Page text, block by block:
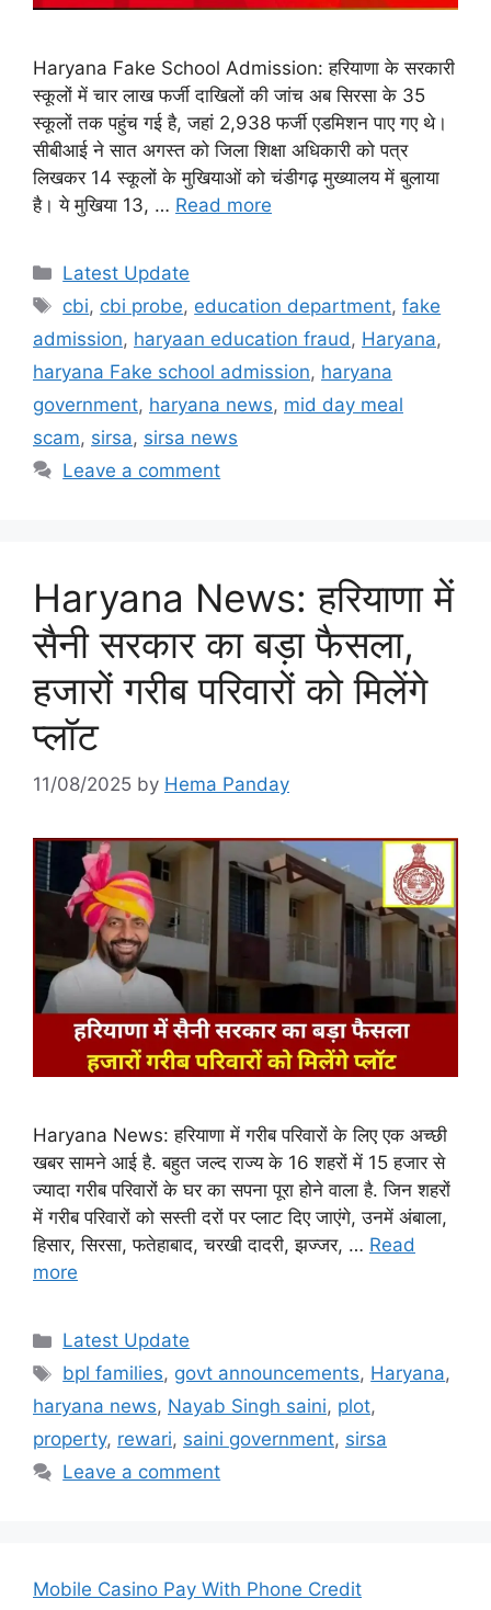
Haryana Fake School Admission: हरियाणा के सरकारी
स्कूलों में चार लाख फर्जी दाखिलों की जांच अब सिरसा के 35
स्कूलों तक पहुंच गई है, जहां 2,938 फर्जी एडमिशन पाए गए थे।
सीबीआई ने सात अगस्त को जिला शिक्षा अधिकारी को पत्र
लिखकर 14 स्कूलों के मुखियाओं को चंडीगढ़ मुख्यालय में बुलाया
है। ये मुखिया 13, … Read more
Categories
Latest Update
Tags
cbi, cbi probe, education department,fake
admission, haryaan education fraud , Haryana,
haryana Fake school admission, haryana
government, haryana news, mid day meal
scam, sirsa, sirsa news
Leave a comment
Haryana News: हरियाणा में
सैनी सरकार का बड़ा फैसला,
हजारों गरीब परिवारों को मिलेंगे
प्लॉट
11/08/2025 by Hema Panday
Haryana News: हरियाणा में गरीब परिवारों के लिए एक अच्छी
खबर सामने आई है. बहुत जल्द राज्य के 16 शहरों में 15 हजार से
ज्यादा गरीब परिवारों के घर का सपना पूरा होने वाला है. जिन शहरों
में गरीब परिवारों को सस्ती दरों पर प्लाट दिए जाएंगे, उनमें अंबाला,
हिसार, सिरसा, फतेहाबाद, चरखी दादरी, झज्जर, … Read
more
Categories
Latest Update
Tags
bpl families, govt announcements, Haryana,
haryana news, Nayab Singh saini, plot,
property, rewari, saini government, sirsa
Leave a comment
Mobile Casino Pay With Phone Credit